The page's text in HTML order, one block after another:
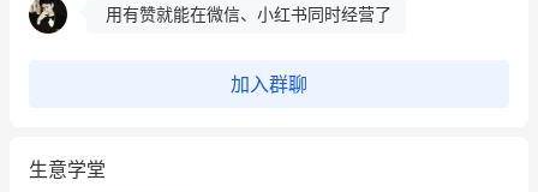
昨晚的直播课程太好啦❤️
加入群聊
生意学堂